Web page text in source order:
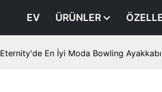
EV ÜRÜNLER
Eternity'de En İyi Moda Bowling